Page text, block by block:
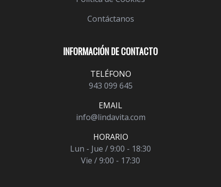
INFORMACIÓN DE CONTACTO
TELÉFONO
943 099 645
EMAIL
info@lindavita.com
HORARIO
Lun - Jue / 9:00 - 18:30
Vie / 9:00 - 17:30
Contáctanos